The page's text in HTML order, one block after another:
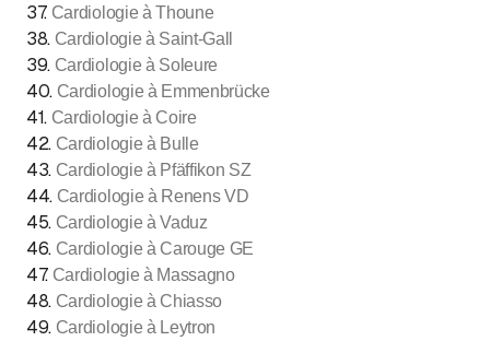
37. Cardiologie à Thoune
38. Cardiologie à Saint-Gall
39. Cardiologie à Soleure
40. Cardiologie à Emmenbrücke
41. Cardiologie à Coire
42. Cardiologie à Bulle
43. Cardiologie à Pfäffikon SZ
44. Cardiologie à Renens VD
45. Cardiologie à Vaduz
46. Cardiologie à Carouge GE
47. Cardiologie à Massagno
48. Cardiologie à Chiasso
49. Cardiologie à Leytron